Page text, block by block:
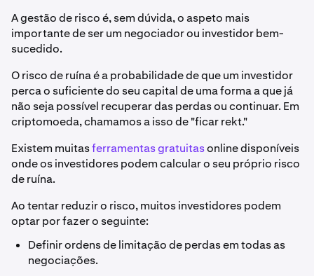
A gestão de risco é, sem dúvida, o aspeto mais
importante de ser um negociador ou investidor bem-
sucedido.
O risco de ruína é a probabilidade de que um investidor
perca o suficiente do seu capital de uma forma a que já
não seja possível recuperar das perdas ou continuar. Em
criptomoeda, chamamos a isso de "ficar rekt."
Existem muitasferramentas gratuitasonline disponíveis
onde os investidores podem calcular o seu próprio risco
de ruína.
Ao tentar reduzir o risco, muitos investidores podem
optar por fazer o seguinte:
Definir ordens de limitação de perdas em todas as
negociações.